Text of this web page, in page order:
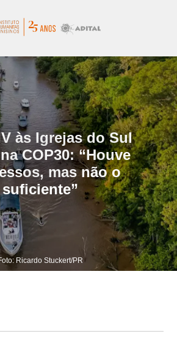
às Igrejas do Sul
COP30: “Houve
mas não o
suficiente”
Ricardo Stuckert/PR